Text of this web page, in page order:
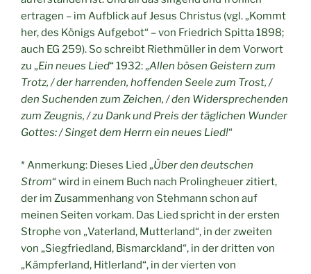
ertragen – im Aufblick auf Jesus Christus (vgl. „Kommt
her, des Königs Aufgebot“ – von Friedrich Spitta 1898;
auch EG 259). So schreibt Riethmüller in dem Vorwort
zu „Ein neues Lied“ 1932: „Allen bösen Geistern zum
Trotz, / der harrenden, hoffenden Seele zum Trost, /
den Suchenden zum Zeichen, / den Widersprechenden
zum Zeugnis, / zu Dank und Preis der täglichen Wunder
Gottes: / Singet dem Herrn ein neues Lied!“
* Anmerkung: Dieses Lied „Über den deutschen
Strom“ wird in einem Buch nach Prolingheuer zitiert,
der im Zusammenhang von Stehmann schon auf
meinen Seiten vorkam. Das Lied spricht in der ersten
Strophe von „Vaterland, Mutterland“, in der zweiten
von „Siegfriedland, Bismarckland“, in der dritten von
„Kämpferland, Hitlerland“, in der vierten von